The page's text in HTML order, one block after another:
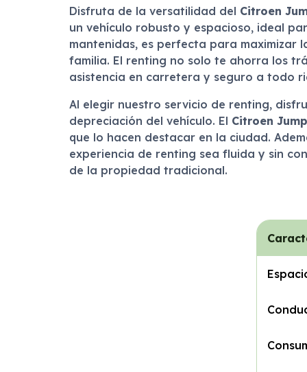
Disfruta de la versatilidad del Citroen
un vehículo robusto y espacioso, ideal
mantenidas, es perfecta para maximizar
familia. El renting no solo te ahorra los
asistencia en carretera y seguro a todo
Al elegir nuestro servicio de renting,
depreciación del vehículo. El Citroen
que lo hacen destacar en la ciudad.
experiencia de renting sea fluida y sin
de la propiedad tradicional.